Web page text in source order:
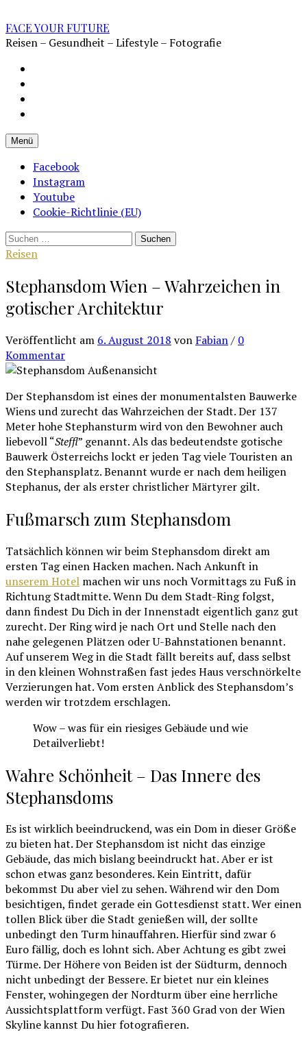
Inhalt
überspringen
FACE YOUR FUTURE
Reisen – Gesundheit – Lifestyle – Fotografie
(EU)
Menü
Facebook
Instagram
Youtube
Cookie-Richtlinie (EU)
Suchen
nach:
Reisen
Stephansdom Wien – Wahrzeichen in
gotischer Architektur
Veröffentlicht am 6. August 2018 von Fabian/ 0
Kommentar
Der Stephansdom ist eines der monumentalsten Bauwerke
Wiens und zurecht das Wahrzeichen der Stadt. Der 137
Meter hohe Stephansturm wird von den Bewohner auch
liebevoll “Steffl” genannt. Als das bedeutendste gotische
Bauwerk Österreichs lockt er jeden Tag viele Touristen an
den Stephansplatz. Benannt wurde er nach dem heiligen
Stephanus, der als erster christlicher Märtyrer gilt.
Fußmarsch zum Stephansdom
Tatsächlich können wir beim Stephansdom direkt am
ersten Tag einen Hacken machen. Nach Ankunft in
unserem Hotel machen wir uns noch Vormittags zu Fuß in
Richtung Stadtmitte. Wenn Du dem Stadt-Ring folgst,
dann findest Du Dich in der Innenstadt eigentlich ganz gut
zurecht. Der Ring wird je nach Ort und Stelle nach den
nahe gelegenen Plätzen oder U-Bahnstationen benannt.
Auf unserem Weg in die Stadt fällt bereits auf, dass selbst
in den kleinen Wohnstraßen fast jedes Haus verschnörkelte
Verzierungen hat. Vom ersten Anblick des Stephansdom’s
werden wir trotzdem erschlagen.
Wow – was für ein riesiges Gebäude und wie
Detailverliebt!
Wahre Schönheit – Das Innere des
Stephansdoms
Es ist wirklich beeindruckend, was ein Dom in dieser Größe
zu bieten hat. Der Stephansdom ist nicht das einzige
Gebäude, das mich bislang beeindruckt hat. Aber er ist
schon etwas ganz besonderes. Kein Eintritt, dafür
bekommst Du aber viel zu sehen. Während wir den Dom
besichtigen, findet gerade ein Gottesdienst statt. Wer einen
tollen Blick über die Stadt genießen will, der sollte
unbedingt den Turm hinauffahren. Hierfür sind zwar 6
Euro fällig, doch es lohnt sich. Aber Achtung es gibt zwei
Türme. Der Höhere von Beiden ist der Südturm, dennoch
nicht unbedingt der Bessere. Er bietet nur ein kleines
Fenster, wohingegen der Nordturm über eine herrliche
Aussichtsplattform verfügt. Fast 360 Grad von der Wien
Skyline kannst Du hier fotografieren.